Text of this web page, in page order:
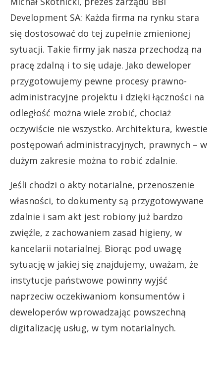
Development SA: Każda firma na rynku stara
się dostosować do tej zupełnie zmienionej
sytuacji. Takie firmy jak nasza przechodzą na
pracę zdalną i to się udaje. Jako deweloper
przygotowujemy pewne procesy prawno-
administracyjne projektu i dzięki łączności na
odległość można wiele zrobić, chociaż
oczywiście nie wszystko. Architektura, kwestie
postępowań administracyjnych, prawnych – w
dużym zakresie można to robić zdalnie.
Jeśli chodzi o akty notarialne, przenoszenie
własności, to dokumenty są przygotowywane
zdalnie i sam akt jest robiony już bardzo
zwięźle, z zachowaniem zasad higieny, w
kancelarii notarialnej. Biorąc pod uwagę
sytuację w jakiej się znajdujemy, uważam, że
instytucje państwowe powinny wyjść
naprzeciw oczekiwaniom konsumentów i
deweloperów wprowadzając powszechną
digitalizację usług, w tym notarialnych.